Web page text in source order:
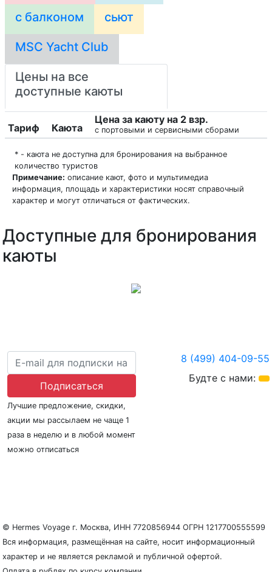
с балконом сьют
MSC Yacht Club
Цены на все
доступные каюты
Тариф Каюта
Цена за каюту на 2 взр.
с портовыми и сервисными сборами
* - каюта не доступна для бронирования на выбранное
количество туристов
Примечание: описание кают, фото и мультимедиа
информация, площадь и характеристики носят справочный
характер и могут отличаться от фактических.
Доступные для бронирования
каюты
© Hermes Voyage г. Москва, ИНН 7720856944 ОГРН 1217700555599
Вся информация, размещённая на сайте, носит информационный
характер и не является рекламой и публичной офертой.
Подписаться
Лучшие предложение, скидки,
акции мы рассылаем не чаще 1
раза в неделю и в любой момент
можно отписаться
8 (499) 404-09-55
Будте с нами: